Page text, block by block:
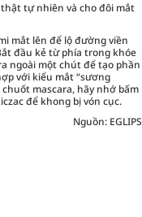
tự nhiên và cho đôi mắt
mắt lên để lộ đường viền
đầu kẻ từ phía trong khóe
ngoài một chút để tạo phần
với kiểu mắt “sương
mascara, hãy nhớ bấm
để khong bị vón cục.
Nguồn: EGLIPS